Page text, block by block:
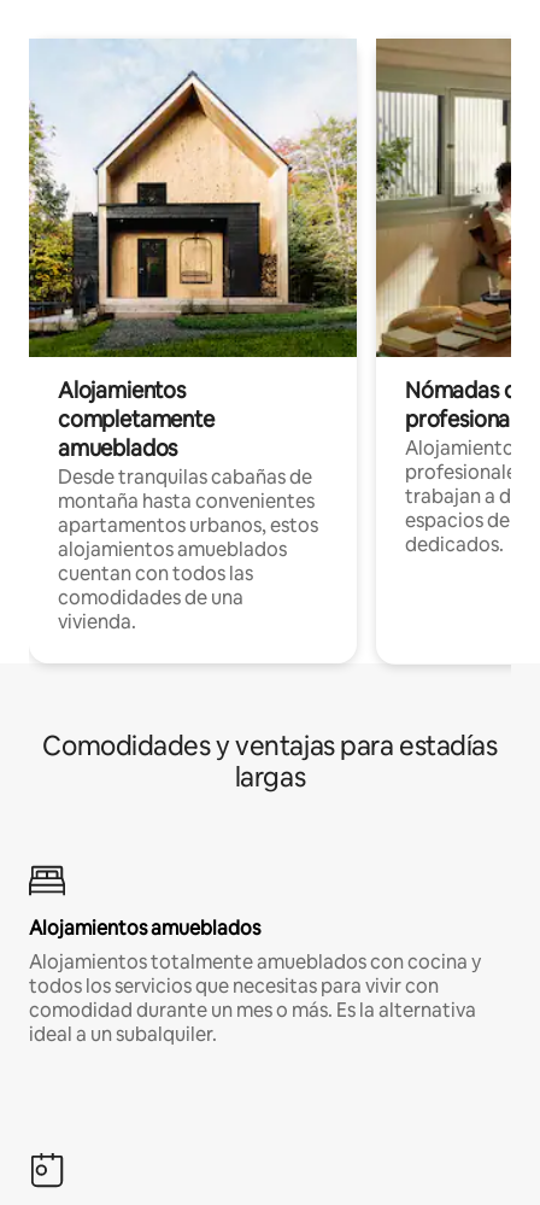
Alojamientos
completamente
amueblados
Desde tranquilas cabañas de
montaña hasta convenientes
apartamentos urbanos, estos
alojamientos amueblados
cuentan con todos las
comodidades de una
vivienda.
Nómadas
Alojamientos
profesionales
trabajan a
espacios de
dedicados.
Comodidades y ventajas para estadías
largas
Alojamientos amueblados
Alojamientos totalmente amueblados con cocina y
todos los servicios que necesitas para vivir con
comodidad durante un mes o más. Es la alternativa
ideal a un subalquiler.